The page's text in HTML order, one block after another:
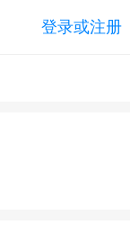
登录或注册